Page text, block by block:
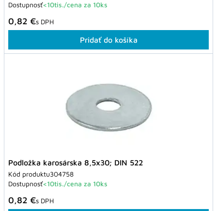
Dostupnosť<10tis./cena za 10ks
0,82 €s DPH
Pridať do košíka
Podložka karosárska 8,5x30; DIN 522
Kód produktu304758
Dostupnosť<10tis./cena za 10ks
0,82 €s DPH